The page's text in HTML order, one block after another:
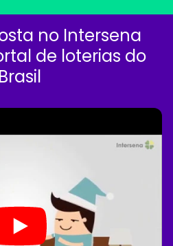
no Intersena
de loterias do
Brasil